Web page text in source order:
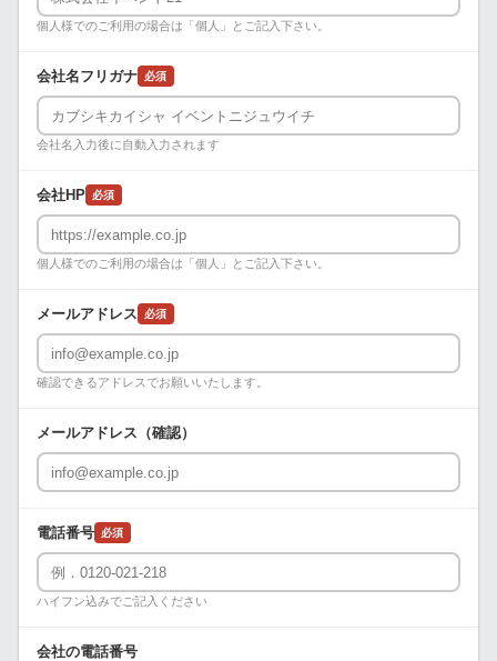
個人様でのご利用の場合は「個人」とご記入下さい。
会社名フリガナ 必須
会社名入力後に自動入力されます
会社HP 必須
個人様でのご利用の場合は「個人」とご記入下さい。
メールアドレス 必須
確認できるアドレスでお願いいたします。
メールアドレス（確認）
電話番号 必須
ハイフン込みでご記入ください
会社の電話番号